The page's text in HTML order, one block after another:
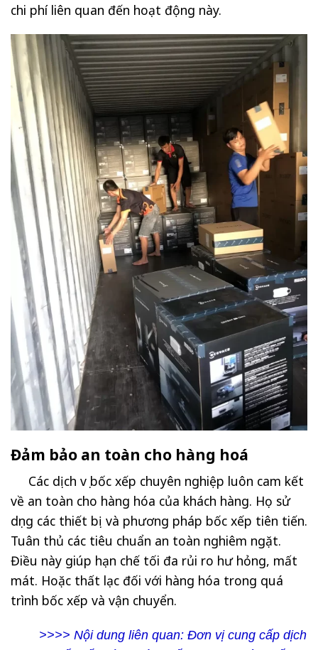
chi phí liên quan đến hoạt động này.
Đảm bảo an toàn cho hàng hoá
Các dịch vụ bốc xếp chuyên nghiệp luôn cam kết
về an toàn cho hàng hóa của khách hàng. Họ sử
dụng các thiết bị và phương pháp bốc xếp tiên tiến.
Tuân thủ các tiêu chuẩn an toàn nghiêm ngặt.
Điều này giúp hạn chế tối đa rủi ro hư hỏng, mất
mát. Hoặc thất lạc đối với hàng hóa trong quá
trình bốc xếp và vận chuyển.
>>>> Nội dung liên quan: Đơn vị cung cấp dịch